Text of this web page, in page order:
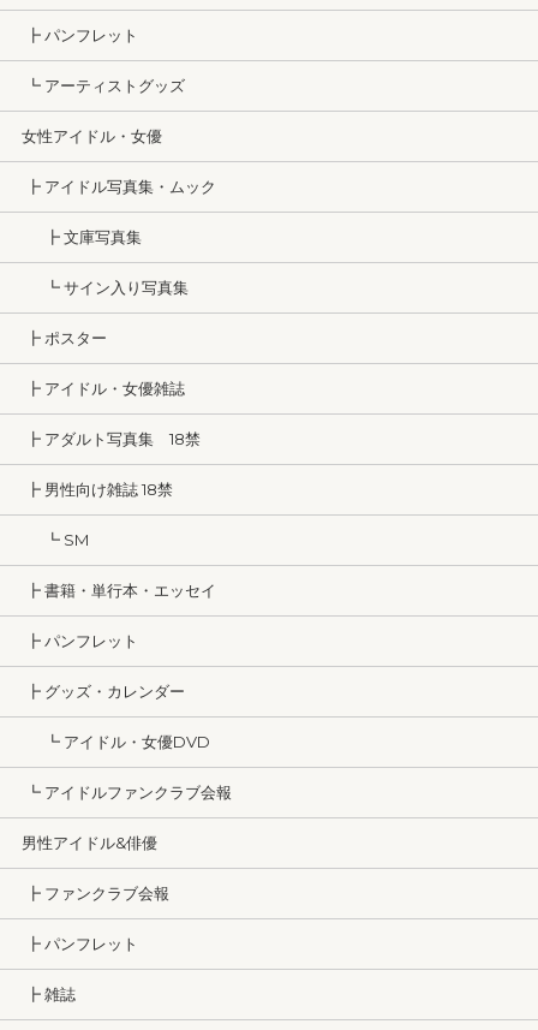
┣ パンフレット
┗ アーティストグッズ
女性アイドル・女優
┣ アイドル写真集・ムック
┣ 文庫写真集
┗ サイン入り写真集
┣ ポスター
┣ アイドル・女優雑誌
┣ アダルト写真集 18禁
┣ 男性向け雑誌 18禁
┗ SM
┣ 書籍・単行本・エッセイ
┣ パンフレット
┣ グッズ・カレンダー
┗ アイドル・女優DVD
┗ アイドルファンクラブ会報
男性アイドル&俳優
┣ ファンクラブ会報
┣ パンフレット
┣ 雑誌